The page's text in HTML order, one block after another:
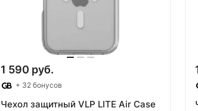
1 590 руб.
+ 32 бонусов
Чехол защитный VLP LITE Air Case